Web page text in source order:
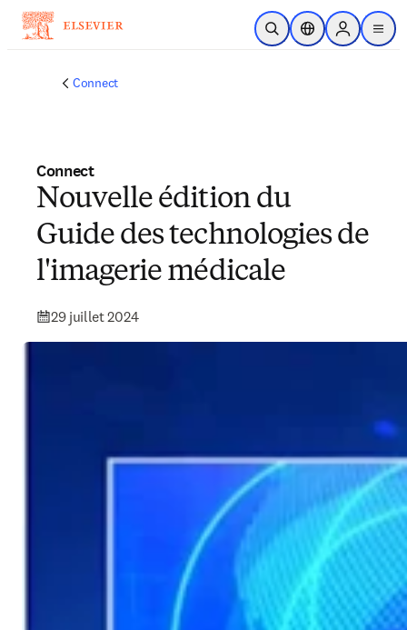
Passer au contenu principal
Ouvrir la recherche
Sélecteur de
Sign in to
menu
Connect
Connect
Nouvelle édition du
Guide des technologies de
l'imagerie médicale
29 juillet 2024